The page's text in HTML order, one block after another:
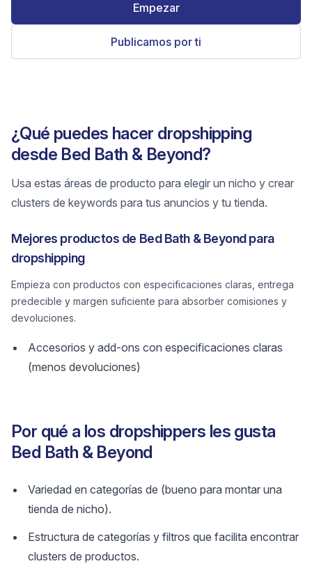
Empezar
Publicamos por ti
¿Qué puedes hacer dropshipping
desde Bed Bath & Beyond?
Usa estas áreas de producto para elegir un nicho y crear
clusters de keywords para tus anuncios y tu tienda.
Mejores productos de Bed Bath & Beyond para
dropshipping
Empieza con productos con especificaciones claras, entrega
predecible y margen suficiente para absorber comisiones y
devoluciones.
Accesorios y add-ons con especificaciones claras
(menos devoluciones)
Por qué a los dropshippers les gusta
Bed Bath & Beyond
Variedad en categorías de (bueno para montar una
tienda de nicho).
Estructura de categorías y filtros que facilita encontrar
clusters de productos.